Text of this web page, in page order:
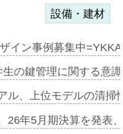
設備・建材
イン事例募集中
の鍵管理に関する意
ル、上位モデルの清
26年5月期決算を発表